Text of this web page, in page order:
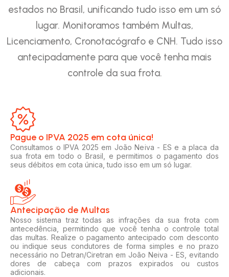
estados no Brasil, unificando tudo isso em um só
lugar. Monitoramos também Multas,
Licenciamento, Cronotacógrafo e CNH. Tudo isso
antecipadamente para que você tenha mais
controle da sua frota.
Pague o IPVA 2025 em cota única!​
Consultamos o IPVA 2025 em João Neiva - ES e a placa da
sua frota em todo o Brasil, e permitimos o pagamento dos
seus débitos em cota única, tudo isso em um só lugar.
Antecipação de Multas
Nosso sistema traz todas as infrações da sua frota com
antecedência, permitindo que você tenha o controle total
das multas. Realize o pagamento antecipado com desconto
ou indique seus condutores de forma simples e no prazo
necessário no Detran/Ciretran em João Neiva - ES, evitando
dores de cabeça com prazos expirados ou custos
adicionais.